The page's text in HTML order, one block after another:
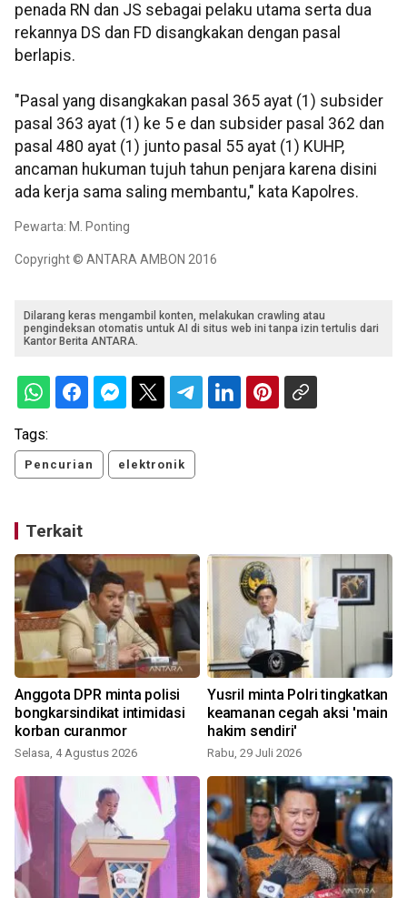
penada RN dan JS sebagai pelaku utama serta dua
rekannya DS dan FD disangkakan dengan pasal
berlapis.
"Pasal yang disangkakan pasal 365 ayat (1) subsider
pasal 363 ayat (1) ke 5 e dan subsider pasal 362 dan
pasal 480 ayat (1) junto pasal 55 ayat (1) KUHP,
ancaman hukuman tujuh tahun penjara karena disini
ada kerja sama saling membantu," kata Kapolres.
Pewarta: M. Ponting
Copyright © ANTARA AMBON 2016
Dilarang keras mengambil konten, melakukan crawling atau
pengindeksan otomatis untuk AI di situs web ini tanpa izin tertulis dari
Kantor Berita ANTARA.
Tags:
Pencurian elektronik
Terkait
Anggota DPR minta polisi
bongkarsindikat intimidasi
korban curanmor
Selasa, 4 Agustus 2026
Yusril minta Polri tingkatkan
keamanan cegah aksi 'main
hakim sendiri'
Rabu, 29 Juli 2026